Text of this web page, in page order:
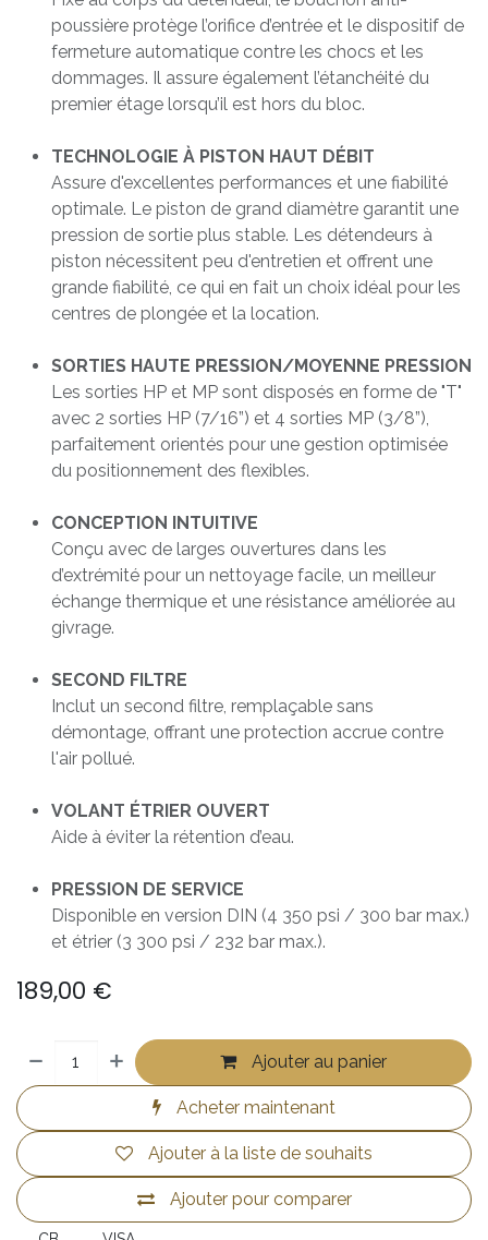
poussière protège l’orifice d’entrée et le dispositif de
fermeture automatique contre les chocs et les
dommages. Il assure également l’étanchéité du
premier étage lorsqu’il est hors du bloc.
TECHNOLOGIE À PISTON HAUT DÉBIT
Assure d'excellentes performances et une fiabilité
optimale. Le piston de grand diamètre garantit une
pression de sortie plus stable. Les détendeurs à
piston nécessitent peu d'entretien et offrent une
grande fiabilité, ce qui en fait un choix idéal pour les
centres de plongée et la location.
SORTIES HAUTE PRESSION/MOYENNE PRESSION
Les sorties HP et MP sont disposés en forme de "T"
avec 2 sorties HP (7/16”) et 4 sorties MP (3/8”),
parfaitement orientés pour une gestion optimisée
du positionnement des flexibles.
CONCEPTION INTUITIVE
Conçu avec de larges ouvertures dans les
d’extrémité pour un nettoyage facile, un meilleur
échange thermique et une résistance améliorée au
givrage.
SECOND FILTRE
Inclut un second filtre, remplaçable sans
démontage, offrant une protection accrue contre
l'air pollué.
VOLANT ÉTRIER OUVERT
Aide à éviter la rétention d’eau.
PRESSION DE SERVICE
Disponible en version DIN (4 350 psi / 300 bar max.)
et étrier (3 300 psi / 232 bar max.).
189,00 €
Ajouter au panier
Acheter maintenant
Ajouter pour comparer
Ajouter à la liste de souhaits